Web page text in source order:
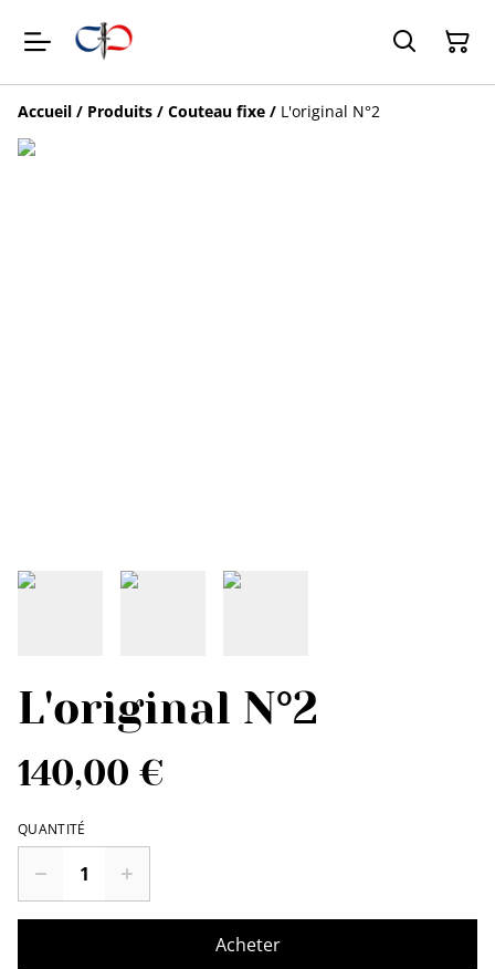
Accueil / Produits / Couteau fixe / L'original N°2
L'original N°2
140,00 €
QUANTITÉ
Acheter